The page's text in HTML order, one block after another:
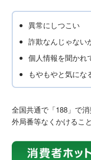
異常にしつこい
詐欺なんじゃない
個人情報を聞かれ
もやもやと気にな
全国共通で「188」で
外局番等なくかけるこ